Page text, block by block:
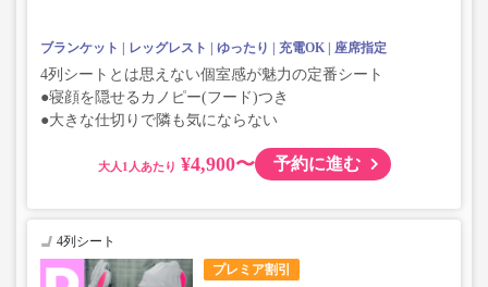
ブランケット レッグレスト ゆったり 充電OK 座席指定
4列シートとは思えない個室感が魅力の定番シート
●寝顔を隠せるカノピー(フード)つき
●大きな仕切りで隣も気にならない
大人 ¥4,900〜 予約に進む
プレミア割引
4列シート